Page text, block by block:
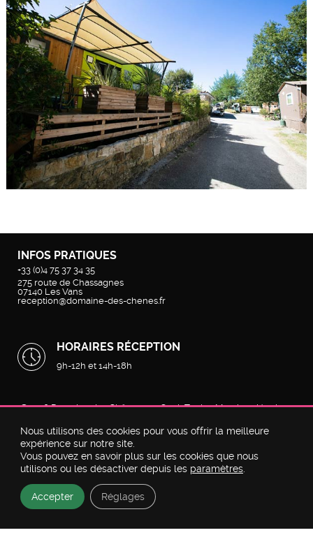
INFOS PRATIQUES
+33 (0)4 75 37 34 35
275 route de Chassagnes
07140 Les Vans
reception@domaine-des-chenes.fr
HORAIRES RÉCEPTION
9h-12h et 14h-18h
©2026Domaine des ChênesparGeek Tonic-Mentions légales-
Nous utilisons des cookies pour vous offrir la meilleure
expérience sur notre site.
Vous pouvez en savoir plus sur les cookies que nous
utilisons ou les désactiver depuis les paramètres
Accepter Réglages
Discutez avec nous